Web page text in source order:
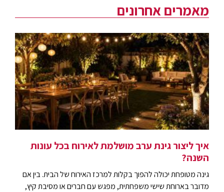
מאמרים אחרונים
איך ליצור גינת ערב מושלמת לאירוח בכל עונות
השנה?
גינה מטופחת יכולה להפוך בקלות למרכז האירוח של הבית. בין אם
מדובר בארוחת שישי משפחתית, מפגש עם חברים או מסיבת קיץ,